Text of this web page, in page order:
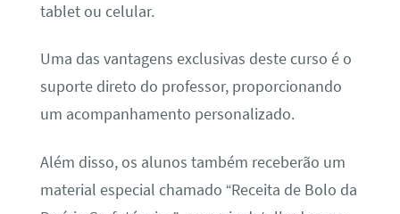
tablet ou celular.
Uma das vantagens exclusivas deste curso é o
suporte direto do professor, proporcionando
um acompanhamento personalizado.
Além disso, os alunos também receberão um
material especial chamado “Receita de Bolo da